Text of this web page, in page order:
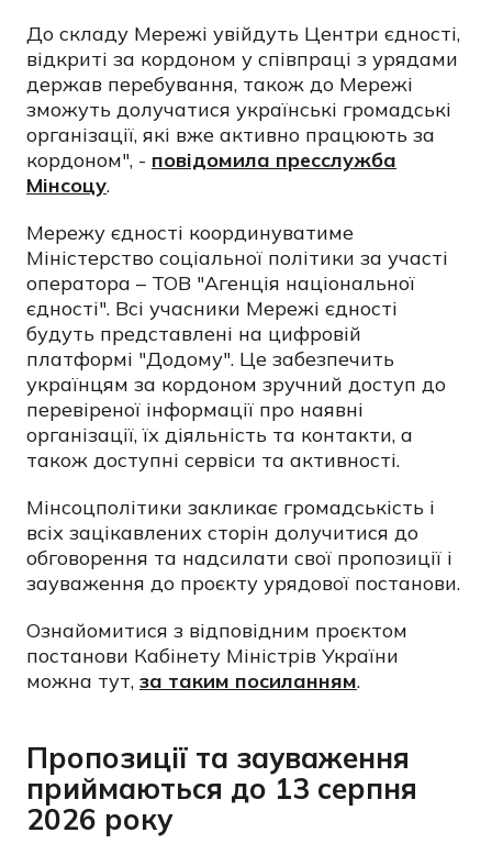
До складу Мережі увійдуть Центри єдності,
відкриті за кордоном у співпраці з урядами
держав перебування, також до Мережі
зможуть долучатися українські громадські
організації, які вже активно працюють за
кордоном", - повідомила пресслужба
Мінсоцу.
Мережу єдності координуватиме
Міністерство соціальної політики за участі
оператора – ТОВ "Агенція національної
єдності". Всі учасники Мережі єдності
будуть представлені на цифровій
платформі "Додому". Це забезпечить
українцям за кордоном зручний доступ до
перевіреної інформації про наявні
організації, їх діяльність та контакти, а
також доступні сервіси та активності.
Мінсоцполітики закликає громадськість і
всіх зацікавлених сторін долучитися до
обговорення та надсилати свої пропозиції і
зауваження до проєкту урядової постанови.
Ознайомитися з відповідним проєктом
постанови Кабінету Міністрів України
можна тут, за таким посиланням.
Пропозиції та зауваження
приймаються до 13 серпня
2026 року